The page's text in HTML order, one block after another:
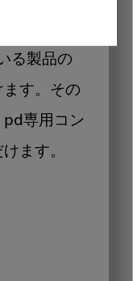
る製品の
す。その
pd専用コン
ます。